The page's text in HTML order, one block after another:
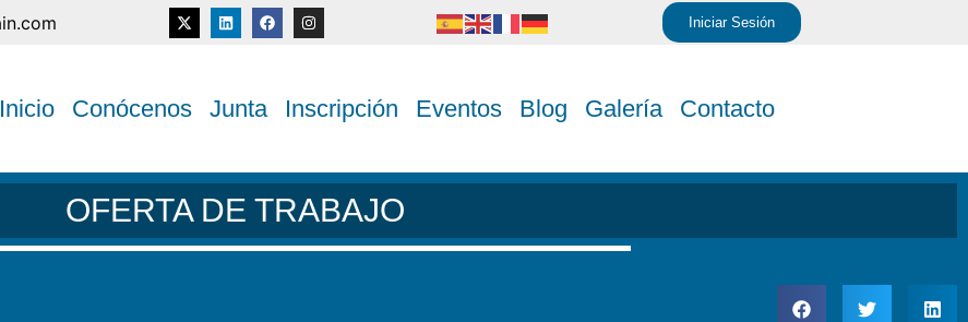
Iniciar Sesión
Inicio Conócenos Junta Inscripción Eventos Blog Galería Contacto
OFERTA DE TRABAJO